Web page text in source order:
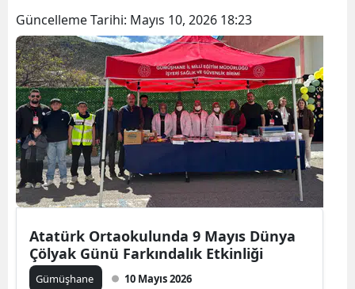
Çanakkale
Çankırı
Çorum
Denizli
Edirne
Erzincan
Güncelleme Tarihi: Mayıs 10, 2026 18:23
Atatürk Ortaokulunda 9 Mayıs Dünya
Çölyak Günü Farkındalık Etkinliği
Gümüşhane 10 Mayıs 2026